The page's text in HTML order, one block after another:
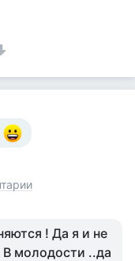
! Да я и не
молодости ..да